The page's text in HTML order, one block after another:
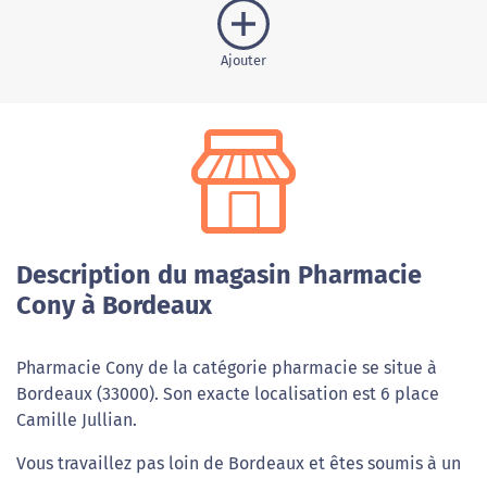
Ajouter
Description du magasin Pharmacie
Cony à Bordeaux
Pharmacie Cony de la catégorie pharmacie se situe à
Bordeaux (33000). Son exacte localisation est 6 place
Camille Jullian.
Vous travaillez pas loin de Bordeaux et êtes soumis à un